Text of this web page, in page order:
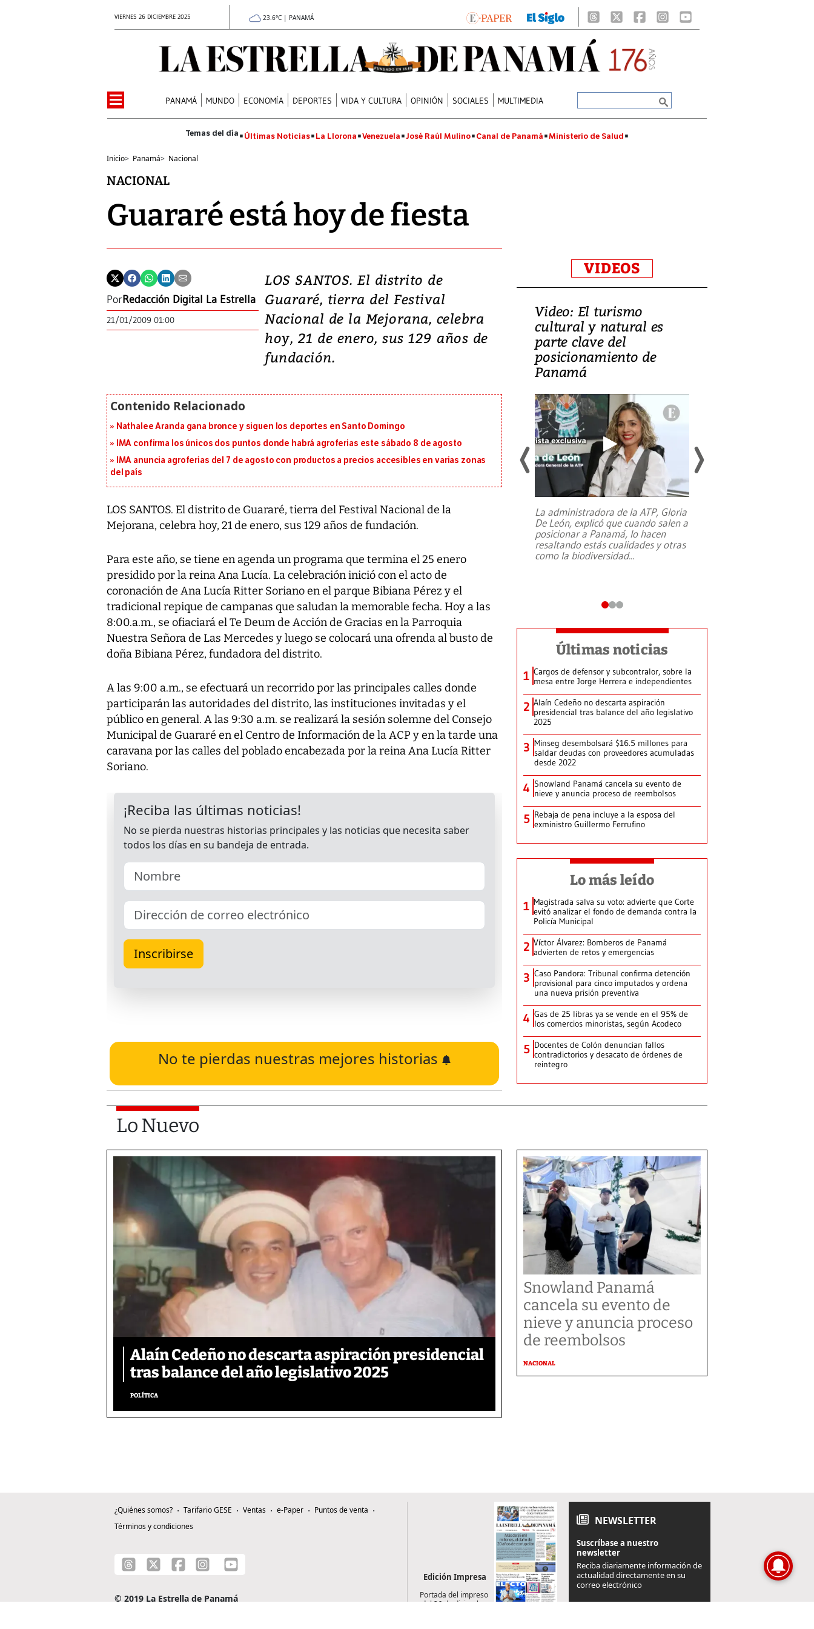
VIERNES 26 DICIEMBRE 2025 23.6°C | PANAMÁ
PANAMÁ MUNDO ECONOMÍA DEPORTES VIDA Y CULTURA OPINIÓN SOCIALES MULTIMEDIA
Últimas Noticias La Llorona Venezuela José Raúl Mulino Canal de Panamá Ministerio de Salud
Inicio> Panamá> Nacional
NACIONAL
Guararé está hoy de fiesta
PorRedacción Digital La Estrella
21/01/2009 01:00
LOS SANTOS. El distrito de
Guararé, tierra del Festival
Nacional de la Mejorana, celebra
hoy, 21 de enero, sus 129 años de
fundación.
Nathalee Aranda gana bronce y siguen los deportes en Santo Domingo
IMA confirma los únicos dos puntos donde habrá agroferias este sábado 8 de agosto
IMA anuncia agroferias del 7 de agosto con productos a precios accesibles en varias zonas
del país
LOS SANTOS. El distrito de Guararé, tierra del Festival Nacional de la
Mejorana, celebra hoy, 21 de enero, sus 129 años de fundación.
Para este año, se tiene en agenda un programa que termina el 25 enero
presidido por la reina Ana Lucía. La celebración inició con el acto de
coronación de Ana Lucía Ritter Soriano en el parque Bibiana Pérez y el
tradicional repique de campanas que saludan la memorable fecha. Hoy a las
8:00.a.m., se ofiaciará el Te Deum de Acción de Gracias en la Parroquia
Nuestra Señora de Las Mercedes y luego se colocará una ofrenda al busto de
doña Bibiana Pérez, fundadora del distrito.
A las 9:00 a.m., se efectuará un recorrido por las principales calles donde
participarán las autoridades del distrito, las instituciones invitadas y el
público en general. A las 9:30 a.m. se realizará la sesión solemne del Consejo
Municipal de Guararé en el Centro de Información de la ACP y en la tarde una
caravana por las calles del poblado encabezada por la reina Ana Lucía Ritter
Soriano.
No te pierdas nuestras mejores historias
VIDEOS
¿Es la ‘zambianización’
el modelo que Panamá
perdió?
Video: El turismo
cultural y natural es
parte clave del
posicionamiento de
Panamá
La administradora de la ATP, Gloria
De León, explicó que cuando salen a
posicionar a Panamá, lo hacen
resaltando estás cualidades y otras
como la biodiversidad...
Últimas noticias
1 Cargos de defensor y subcontralor, sobre la
mesa entre Jorge Herrera e independientes
2 Alaín Cedeño no descarta aspiración
presidencial tras balance del año legislativo
2025
3 Minseg desembolsará $16.5 millones para
saldar deudas con proveedores acumuladas
desde 2022
4 Snowland Panamá cancela su evento de
nieve y anuncia proceso de reembolsos
5 Rebaja de pena incluye a la esposa del
exministro Guillermo Ferrufino
Lo más leído
1 Magistrada salva su voto: advierte que Corte
evitó analizar el fondo de demanda contra la
Policía Municipal
2 Víctor Álvarez: Bomberos de Panamá
advierten de retos y emergencias
3 Caso Pandora: Tribunal confirma detención
provisional para cinco imputados y ordena
una nueva prisión preventiva
4 Gas de 25 libras ya se vende en el 95% de
los comercios minoristas, según Acodeco
5 Docentes de Colón denuncian fallos
contradictorios y desacato de órdenes de
reintegro
Lo Nuevo
Alaín Cedeño no descarta aspiración presidencial
tras balance del año legislativo 2025
POLÍTICA
Snowland Panamá
cancela su evento de
nieve y anuncia proceso
de reembolsos
NACIONAL
¿Quiénes somos? Tarifario GESE Ventas e-Paper
Puntos de venta
Términos y condiciones
© 2019 La Estrella de Panamá
Edición Impresa
Portada del impreso
del 26 de diciembre
NEWSLETTER
Suscríbase a nuestro
newsletter
Reciba diariamente información de
actualidad directamente en su
correo electrónico